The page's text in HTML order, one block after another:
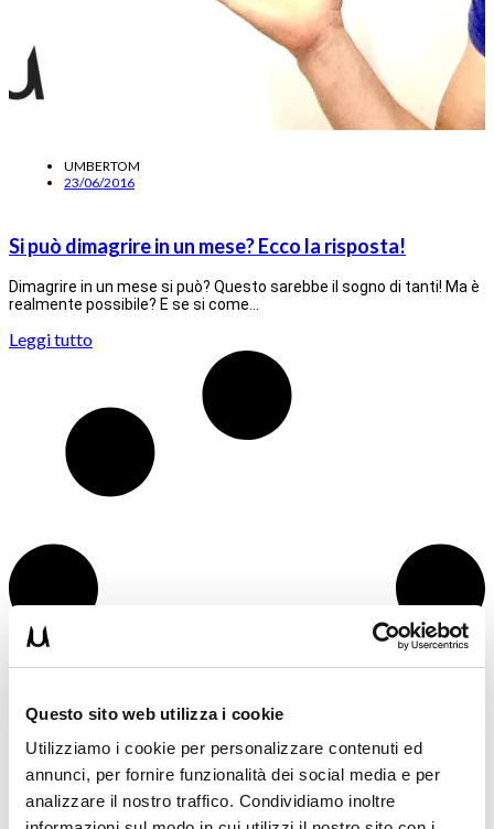
Questo sito web utilizza i cookie
Utilizziamo i cookie per personalizzare contenuti ed
annunci, per fornire funzionalità dei social media e per
analizzare il nostro traffico. Condividiamo inoltre
UMBERTOM
23/06/2016
Si può dimagrire in un mese? Ecco la risposta!
Dimagrire in un mese si può? Questo sarebbe il sogno di tanti! Ma è
realmente possibile? E se si come…
Leggi tutto